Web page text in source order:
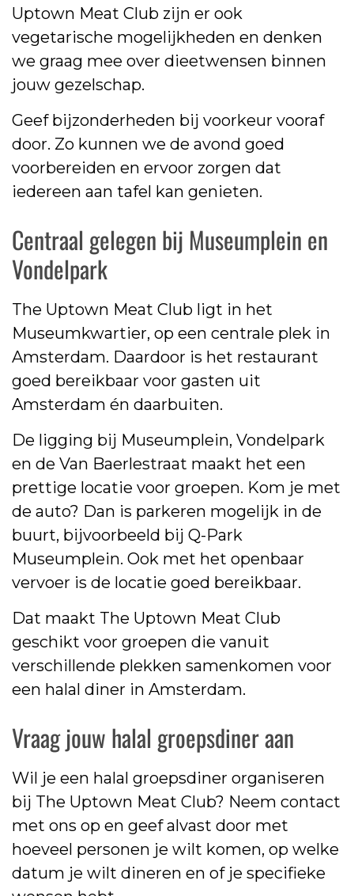
Uptown Meat Club zijn er ook
vegetarische mogelijkheden en denken
we graag mee over dieetwensen binnen
jouw gezelschap.
Geef bijzonderheden bij voorkeur vooraf
door. Zo kunnen we de avond goed
voorbereiden en ervoor zorgen dat
iedereen aan tafel kan genieten.
Centraal gelegen bij Museumplein en
Vondelpark
The Uptown Meat Club ligt in het
Museumkwartier, op een centrale plek in
Amsterdam. Daardoor is het restaurant
goed bereikbaar voor gasten uit
Amsterdam én daarbuiten.
De ligging bij Museumplein, Vondelpark
en de Van Baerlestraat maakt het een
prettige locatie voor groepen. Kom je met
de auto? Dan is parkeren mogelijk in de
buurt, bijvoorbeeld bij Q-Park
Museumplein. Ook met het openbaar
vervoer is de locatie goed bereikbaar.
Dat maakt The Uptown Meat Club
geschikt voor groepen die vanuit
verschillende plekken samenkomen voor
een halal diner in Amsterdam.
Vraag jouw halal groepsdiner aan
Wil je een halal groepsdiner organiseren
bij The Uptown Meat Club? Neem contact
met ons op en geef alvast door met
hoeveel personen je wilt komen, op welke
datum je wilt dineren en of je specifieke